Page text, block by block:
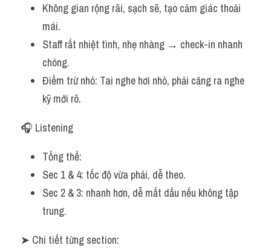
Cấu trúc câu
Giải đề THPT
Report đề thi thật IELTS GENERAL
Đề thi thật Task 1
Adv
Cách dùng từ
Từ vựng theo tiền tố
Task 1
Ngân hàng đề thi máy
Không gian rộng rãi, sạch sẽ, tạo cảm giác thoải
mái.
Staff rất nhiệt tình, nhẹ nhàng → check-in nhanh
chóng.
Điểm trừ nhỏ: Tai nghe hơi nhỏ, phải căng ra nghe
kỹ mới rõ.
🎧 Listening
Tổng thể:
Sec 1 & 4: tốc độ vừa phải, dễ theo.
Sec 2 & 3: nhanh hơn, dễ mất dấu nếu không tập
trung.
➤ Chi tiết từng section: